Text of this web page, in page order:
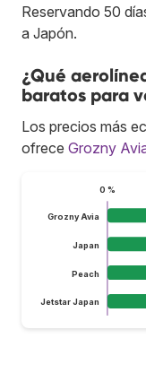
Reservando 50
a Japón.
¿Qué
baratos para
Los precios más
ofrece Grozny
0 %
Grozny Avia
Japan
Peach
Jetstar Japan